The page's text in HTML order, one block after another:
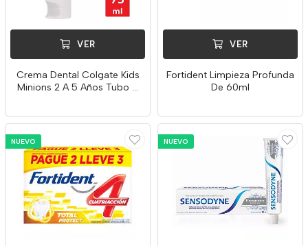
VER
Crema Dental Colgate Kids
Minions 2 A 5 Años Tubo X
VER
Fortident Limpieza Profunda
De 60ml
NUEVO NUEVO